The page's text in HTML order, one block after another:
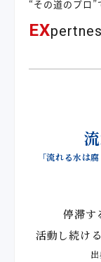
“その道のプロ
EX
「流れる水は
停滞す
活動し続け